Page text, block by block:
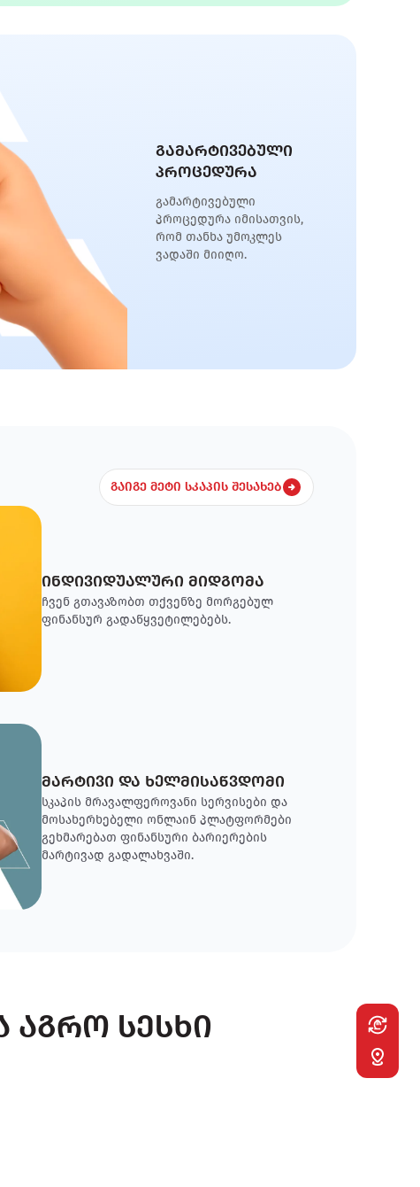
გამარტივებული
პროცედურა
გამარტივებული
პროცედურა იმისათვის,
რომ თანხა უმოკლეს
ვადაში მიიღო.
გაიგე მეტი სკაპის შესახებ
ინდივიდუალური მიდგომა
ჩვენ გთავაზობთ თქვენზე მორგებულ
ფინანსურ გადაწყვეტილებებს.
მარტივი და ხელმისაწვდომი
სკაპის მრავალფეროვანი სერვისები და
მოსახერხებელი ონლაინ პლატფორმები
გეხმარებათ ფინანსური ბარიერების
მარტივად გადალახვაში.
აგრო სესხი
Desktop
Sticky